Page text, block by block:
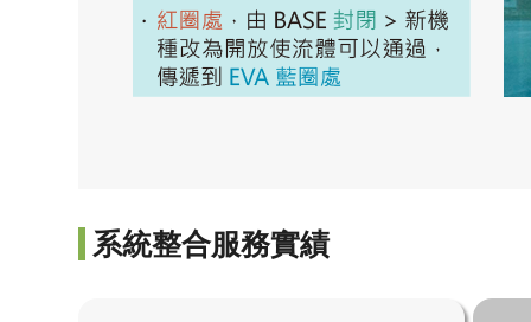
系統整合服務實績